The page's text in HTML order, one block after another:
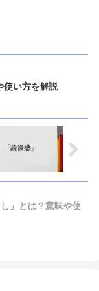
使い方を解説
し」とは？意味や使